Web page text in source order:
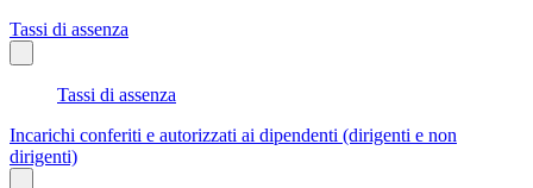
Tassi di assenza
Tassi di assenza
Incarichi conferiti e autorizzati ai dipendenti (dirigenti e non
dirigenti)